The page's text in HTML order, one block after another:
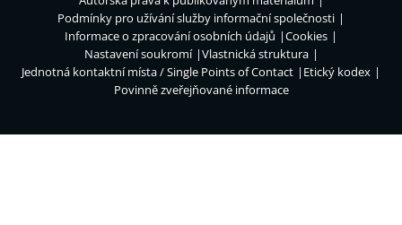
Podmínky pro užívání služby informační společnosti
Informace o zpracování osobních údajů
Cookies
Nastavení soukromí
Vlastnická struktura
Jednotná kontaktní místa / Single Points of Contact
Etický kodex
Povinně zveřejňované informace